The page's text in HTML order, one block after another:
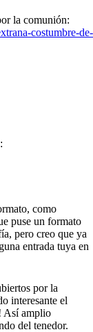
la comunión:
costumbre-de-
como
puse un formato
pero creo que ya
entrada tuya en
por la
interesante el
Así amplio
del tenedor.